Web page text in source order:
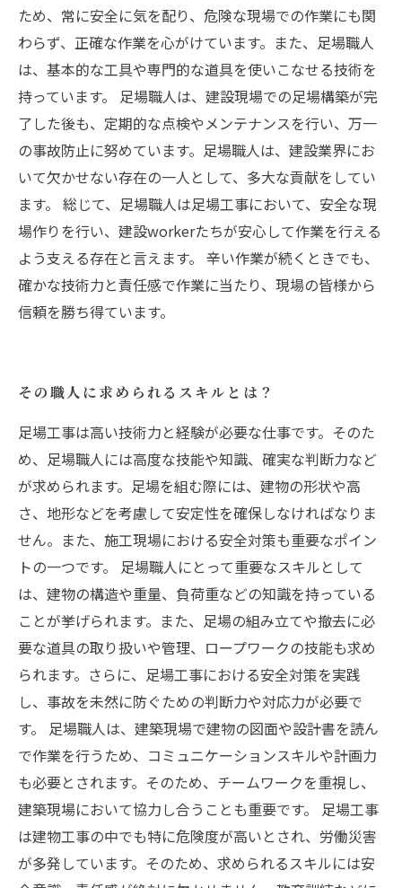
ため、常に安全に気を配り、危険な現場での作業にも関
わらず、正確な作業を心がけています。また、足場職人
は、基本的な工具や専門的な道具を使いこなせる技術を
持っています。 足場職人は、建設現場での足場構築が完
了した後も、定期的な点検やメンテナンスを行い、万一
の事故防止に努めています。足場職人は、建設業界にお
いて欠かせない存在の一人として、多大な貢献をしてい
ます。 総じて、足場職人は足場工事において、安全な現
場作りを行い、建設workerたちが安心して作業を行える
よう支える存在と言えます。 辛い作業が続くときでも、
確かな技術力と責任感で作業に当たり、現場の皆様から
信頼を勝ち得ています。
その職人に求められるスキルとは？
足場工事は高い技術力と経験が必要な仕事です。そのた
め、足場職人には高度な技能や知識、確実な判断力など
が求められます。足場を組む際には、建物の形状や高
さ、地形などを考慮して安定性を確保しなければなりま
せん。また、施工現場における安全対策も重要なポイン
トの一つです。 足場職人にとって重要なスキルとして
は、建物の構造や重量、負荷重などの知識を持っている
ことが挙げられます。また、足場の組み立てや撤去に必
要な道具の取り扱いや管理、ロープワークの技能も求め
られます。さらに、足場工事における安全対策を実践
し、事故を未然に防ぐための判断力や対応力が必要で
す。 足場職人は、建築現場で建物の図面や設計書を読ん
で作業を行うため、コミュニケーションスキルや計画力
も必要とされます。そのため、チームワークを重視し、
建築現場において協力し合うことも重要です。 足場工事
は建物工事の中でも特に危険度が高いとされ、労働災害
が多発しています。そのため、求められるスキルには安